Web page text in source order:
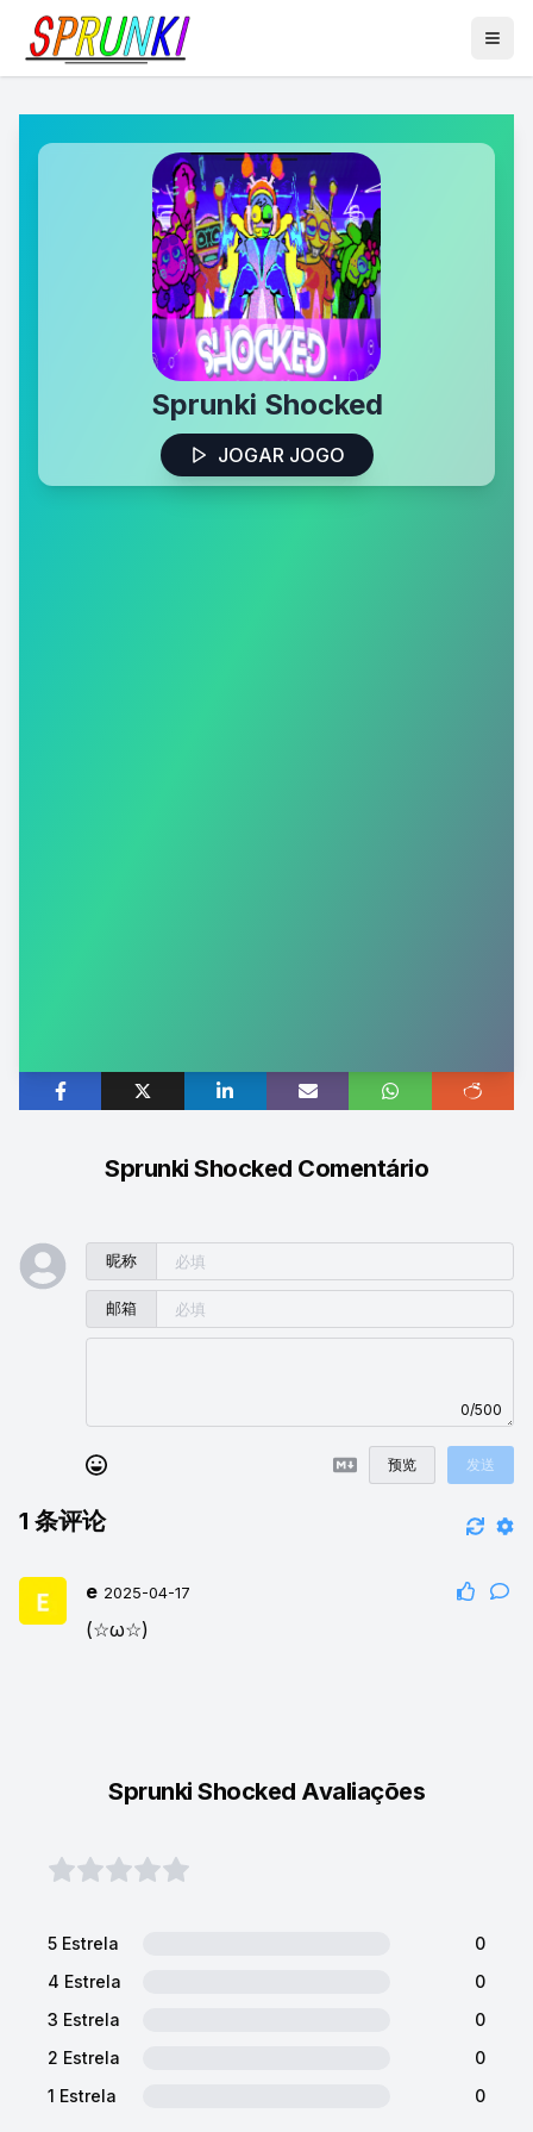
Sprunki Shocked
JOGAR JOGO
Sprunki Shocked Comentário
昵称
邮箱
0/500
预览 发送
1 条评论
e 2025-04-17
(☆ω☆)
Sprunki Shocked Avaliações
5 Estrela
0
4 Estrela
0
3 Estrela
0
2 Estrela
0
1 Estrela
0